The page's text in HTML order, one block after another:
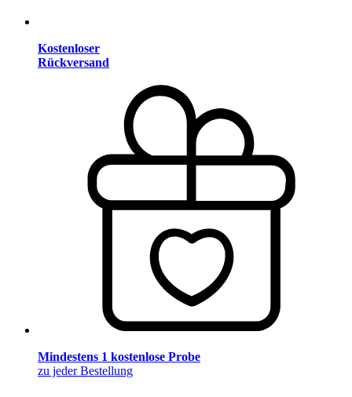
Kostenloser
Rückversand
Mindestens 1 kostenlose Probe
zu jeder Bestellung